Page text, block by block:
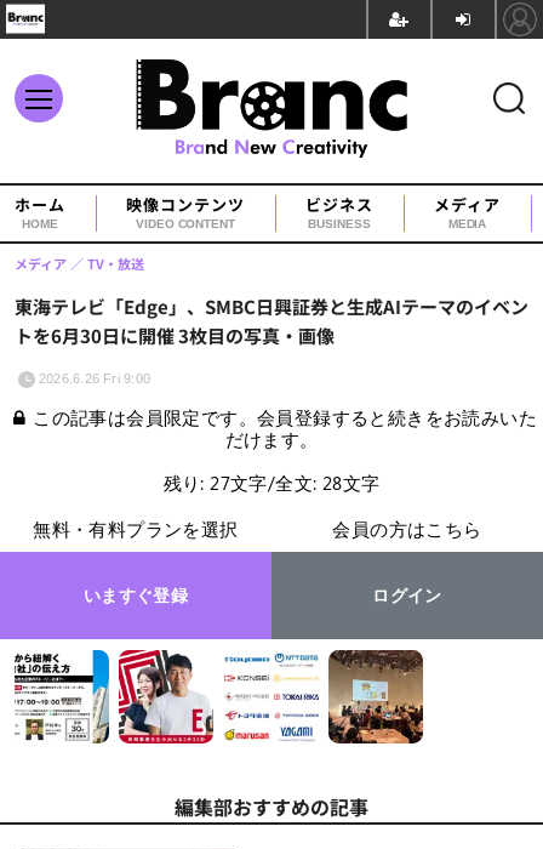
ホーム
HOME
映像コンテンツ
VIDEO CONTENT
ビジネス
BUSINESS
メディア
MEDIA
東海テレビ「Edge」、SMBC日興証券と生成AIテーマのイベン
トを6月30日に開催 3枚目の写真・画像
メディア TV・放送
2026.6.26 Fri 9:00
この記事は会員限定です。会員登録すると続きをお読みいた
だけます。
残り: 27文字/全文: 28文字
無料・有料プランを選択
いますぐ登録
会員の方はこちら
ログイン
編集部おすすめの記事